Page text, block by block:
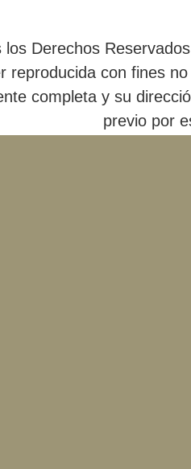
los Derechos
reproducida con fines
completa y su
previo por